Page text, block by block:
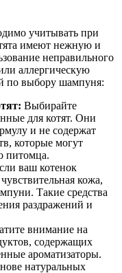
учитывать при
имеют нежную и
неправильного
аллергическую
по выбору шампуня:
Выбирайте
для котят. Они
и не содержат
которые могут
питомца.
ваш котенок
кожа,
Такие средства
раздражений и
внимание на
содержащих
ароматизаторы.
натуральных